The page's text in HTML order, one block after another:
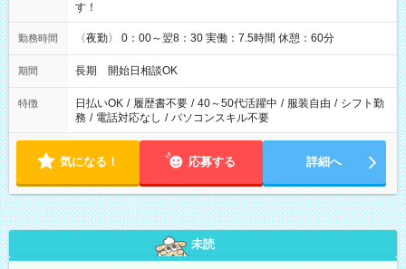
す！
勤務時間 〈夜勤〉 0：00～翌8：30 実働：7.5時間 休憩：60分
期間 長期 開始日相談OK
特徴 日払いOK / 履歴書不要 / 40～50代活躍中 / 服装自由 / シフト勤
務 / 電話対応なし / パソコンスキル不要
気になる！ 応募する 詳細へ
未読